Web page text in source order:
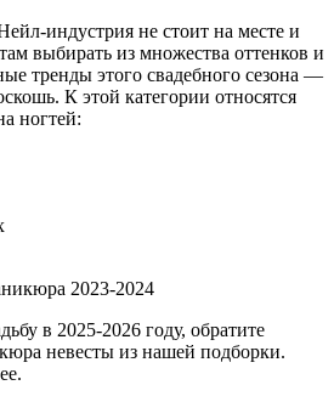
индустрия не стоит на месте и
выбирать из множества оттенков и
тренды этого свадебного сезона —
К этой категории относятся
ногтей:
в 2025-2026 году, обратите
невесты из нашей подборки.